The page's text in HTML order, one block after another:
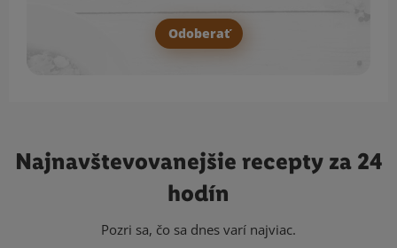
Odoberať
Najnavštevovanejšie recepty za 24
hodín
Pozri sa, čo sa dnes varí najviac.